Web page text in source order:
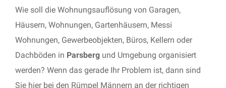
Wie soll die Wohnungsauflösung von Garagen,
Häusern, Wohnungen, Gartenhäusern, Messi
Wohnungen, Gewerbeobjekten, Büros, Kellern oder
Dachböden in Parsberg und Umgebung organisiert
werden? Wenn das gerade Ihr Problem ist, dann sind
Sie hier bei den Rümpel Männern an der richtigen